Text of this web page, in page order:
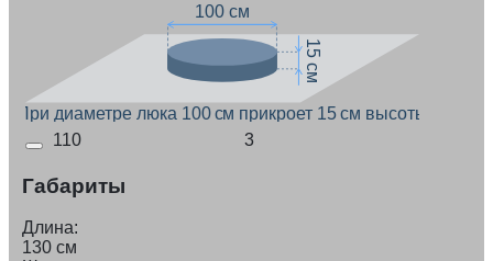
100 см
15 см
При диаметре люка 100 см прикроет 15 см высоты
110 3
Габариты
Длина:
130 см